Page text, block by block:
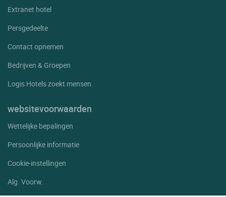
Extranet hotel
Persgedeelte
Contact opnemen
Bedrijven & Groepen
Logis Hotels zoekt mensen
websitevoorwaarden
Wettelijke bepalingen
Persoonlijke informatie
Cookie-instellingen
Alg. Voorw.